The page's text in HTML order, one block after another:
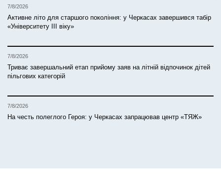
7/8/2026
Активне літо для старшого покоління: у Черкасах завершився табір
«Університету ІІІ віку»
7/8/2026
Триває завершальний етап прийому заяв на літній відпочинок дітей
пільгових категорій
7/8/2026
На честь полеглого Героя: у Черкасах запрацював центр «ТЯЖ»